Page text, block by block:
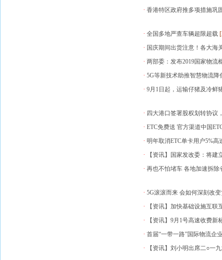
· 香港特区政府推多项措施巩
· 全国多地严查车辆超限超载
· 国庆期间出货注意！各大海
· 两部委：发布2019国家物流
· 5G等新技术助推智慧物流降
· 9月1日起，运输仔猪及冷鲜
· 四大港口签署股权划转协议
· ETC免费送 官方渠道中国
· 明年取消ETC单卡用户5%
· 【资讯】国家发改委：将建
· 再也不怕堵车 各地加速拆除
· 5G滚滚而来 会如何深刻改
· 【资讯】加快基础设施互联
· 【资讯】9月1号高速收费新
· 首届“一带一路”国际物流企
· 【资讯】刘小明出席二○一